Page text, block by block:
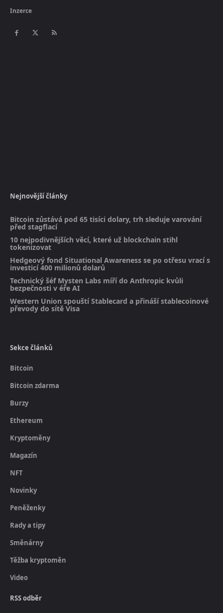
Inzerce
Nejnovější články
Bitcoin zůstává pod 65 tisíci dolary, trh sleduje varování
před stagflací
10 nejpodivnějších věcí, které už blockchain stihl
tokenizovat
Hedgeový fond Situational Awareness se po otřesu vrací s
investicí 400 milionů dolarů
Technický šéf Mysten Labs míří do Anthropic kvůli
bezpečnosti v éře AI
Western Union spouští Stablecard a přináší stablecoinové
převody do sítě Visa
Sekce článků
Bitcoin
Bitcoin zdarma
Burzy
Ethereum
Kryptoměny
Magazín
NFT
Novinky
Peněženky
Rady a tipy
Směnárny
Těžba kryptoměn
Video
RSS odběr